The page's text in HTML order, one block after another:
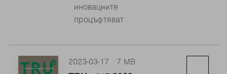
иновациите
процъфтяват
2023-03-17 7 MB